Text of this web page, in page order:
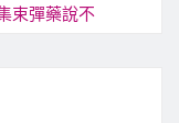
束彈藥說不